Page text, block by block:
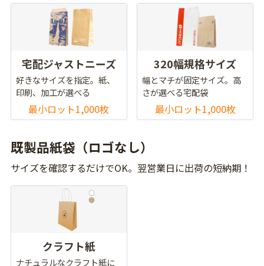
宅配ジャストニーズ
好きなサイズを指定。紙、
印刷、加工が選べる
最小ロット1,000枚
320幅規格サイズ
幅とマチが固定サイズ。高
さが選べる宅配袋
最小ロット1,000枚
既製品紙袋（ロゴなし）
サイズを確認するだけでOK。翌営業日に出荷の短納期！
クラフト紙
ナチュラルなクラフト紙に